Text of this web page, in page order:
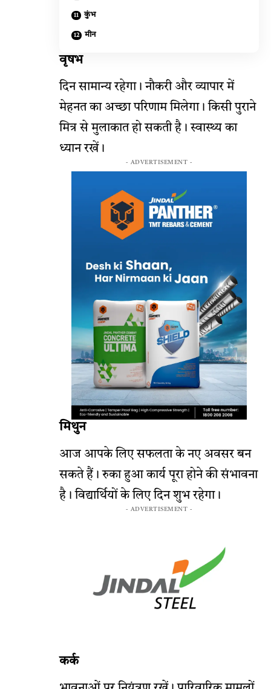
कुंभ
मीन
वृषभ
दिन सामान्य रहेगा। नौकरी और व्यापार में
मेहनत का अच्छा परिणाम मिलेगा। किसी पुराने
मित्र से मुलाकात हो सकती है। स्वास्थ्य का
ध्यान रखें।
- ADVERTISEMENT -
मिथुन
आज आपके लिए सफलता के नए अवसर बन
सकते हैं। रुका हुआ कार्य पूरा होने की संभावना
है। विद्यार्थियों के लिए दिन शुभ रहेगा।
- ADVERTISEMENT -
कर्क